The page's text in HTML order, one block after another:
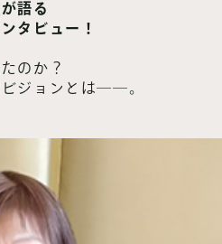
語る
タビュー！
のか？
ビジョンとは――。